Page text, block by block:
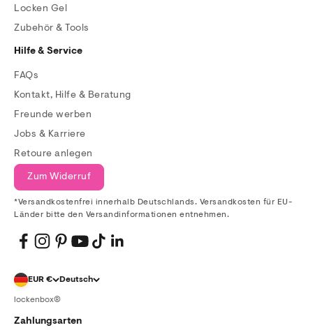
Locken Gel
Zubehör & Tools
Hilfe & Service
FAQs
Kontakt, Hilfe & Beratung
Freunde werben
Jobs & Karriere
Retoure anlegen
Zum Widerruf
*Versandkostenfrei innerhalb Deutschlands. Versandkosten für EU-
Länder bitte den Versandinformationen entnehmen.
EUR € Deutsch
lockenbox®
Zahlungsarten